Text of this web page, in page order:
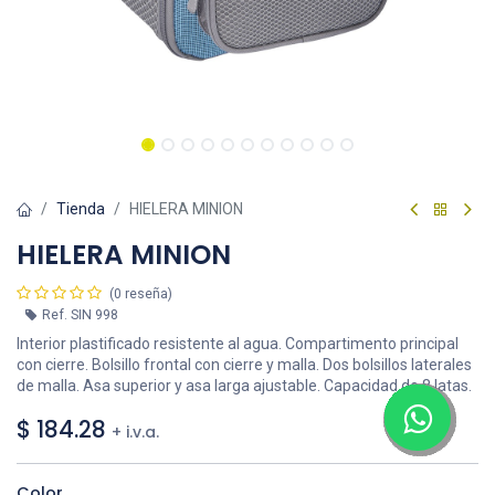
Tienda HIELERA MINION
HIELERA MINION
(0 reseña)
Ref. SIN 998
Interior plastificado resistente al agua. Compartimento principal
con cierre. Bolsillo frontal con cierre y malla. Dos bolsillos laterales
de malla. Asa superior y asa larga ajustable. Capacidad de 8 latas.
$ 184.28 + i.v.a.